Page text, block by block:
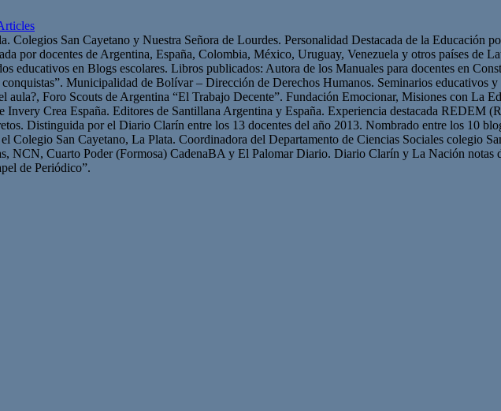
Colegios San Cayetano y Nuestra Señora de Lourdes. Personalidad Destacada de la Educación
por docentes de Argentina, España, Colombia, México, Uruguay, Venezuela y otros países de
educativos en Blogs escolares. Libros publicados: Autora de los Manuales para docentes en
Municipalidad de Bolívar – Dirección de Derechos Humanos. Seminarios educativos
aula?, Foro Scouts de Argentina “El Trabajo Decente”. Fundación Emocionar, Misiones con La
Invery Crea España. Editores de Santillana Argentina y España. Experiencia destacada REDEM
Distinguida por el Diario Clarín entre los 13 docentes del año 2013. Nombrado entre los 10
Colegio San Cayetano, La Plata. Coordinadora del Departamento de Ciencias Sociales colegio
NCN, Cuarto Poder (Formosa) CadenaBA y El Palomar Diario. Diario Clarín y La Nación notas
de Periódico”.